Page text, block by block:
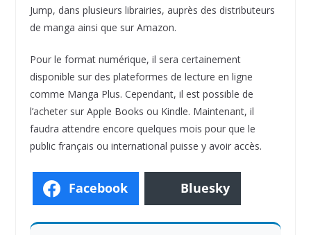
Jump, dans plusieurs librairies, auprès des distributeurs
de manga ainsi que sur Amazon.
Pour le format numérique, il sera certainement
disponible sur des plateformes de lecture en ligne
comme Manga Plus. Cependant, il est possible de
l’acheter sur Apple Books ou Kindle. Maintenant, il
faudra attendre encore quelques mois pour que le
public français ou international puisse y avoir accès.
Facebook Bluesky